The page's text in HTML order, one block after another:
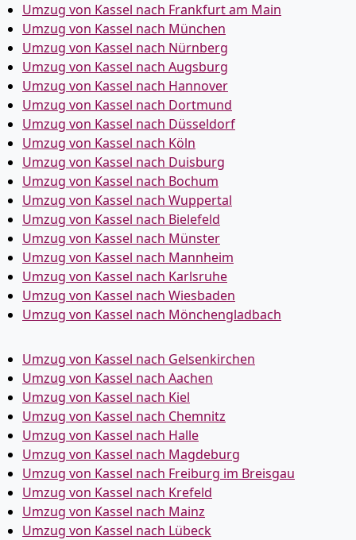
Umzug von Kassel nach Frankfurt am Main
Umzug von Kassel nach München
Umzug von Kassel nach Nürnberg
Umzug von Kassel nach Augsburg
Umzug von Kassel nach Hannover
Umzug von Kassel nach Dortmund
Umzug von Kassel nach Düsseldorf
Umzug von Kassel nach Köln
Umzug von Kassel nach Duisburg
Umzug von Kassel nach Bochum
Umzug von Kassel nach Wuppertal
Umzug von Kassel nach Bielefeld
Umzug von Kassel nach Münster
Umzug von Kassel nach Mannheim
Umzug von Kassel nach Karlsruhe
Umzug von Kassel nach Wiesbaden
Umzug von Kassel nach Mönchen­gladbach
Umzug von Kassel nach Gelsenkirchen
Umzug von Kassel nach Aachen
Umzug von Kassel nach Kiel
Umzug von Kassel nach Chemnitz
Umzug von Kassel nach Halle
Umzug von Kassel nach Magdeburg
Umzug von Kassel nach Freiburg im Breisgau
Umzug von Kassel nach Krefeld
Umzug von Kassel nach Mainz
Umzug von Kassel nach Lübeck